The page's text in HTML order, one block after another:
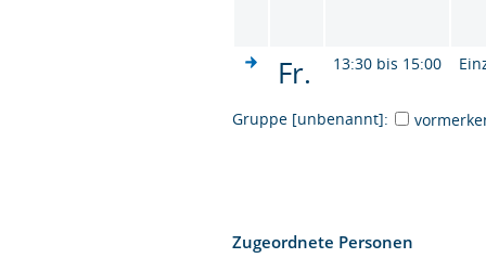
Fr. 13:30 bis 15:00
Gruppe [unbenannt]:
Zugeordnete Personen